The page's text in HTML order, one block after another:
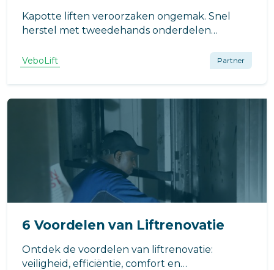
Kapotte liften veroorzaken ongemak. Snel
herstel met tweedehands onderdelen
Contacteer ons nu voor hulp.
VeboLift Partner
6 Voordelen van Liftrenovatie
Ontdek de voordelen van liftrenovatie:
veiligheid, efficiëntie, comfort en